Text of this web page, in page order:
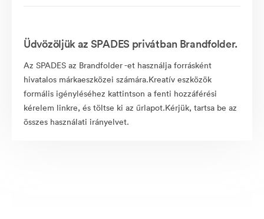
Üdvözöljük az SPADES privátban Brandfolder.
Az SPADES az Brandfolder -et használja forrásként
hivatalos márkaeszközei számára.Kreatív eszközök
formális igényléséhez kattintson a fenti hozzáférési
kérelem linkre, és töltse ki az űrlapot.Kérjük, tartsa be az
összes használati irányelvet.